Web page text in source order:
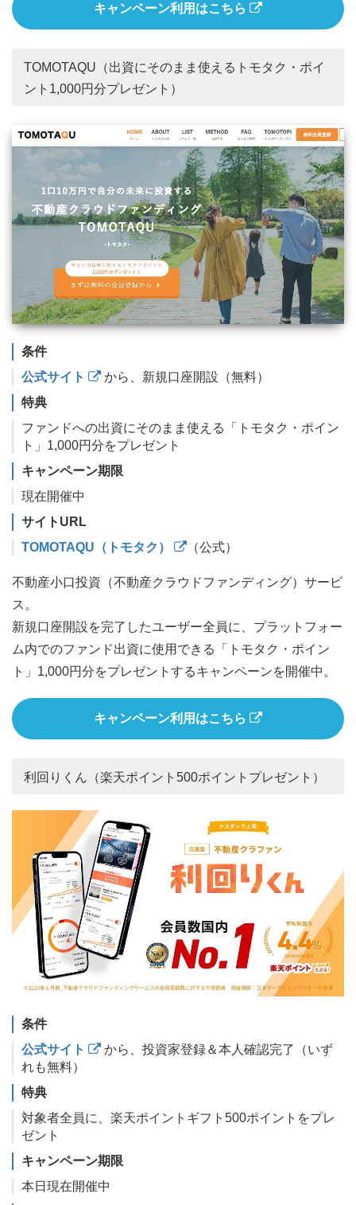
キャンペーン利用はこちら
TOMOTAQU（出資にそのまま使えるトモタク・ポイ
ント1,000円分プレゼント）
条件
公式サイト
から、新規口座開設（無料）
特典
ファンドへの出資にそのまま使える「トモタク・ポイン
ト」1,000円分をプレゼント
キャンペーン期限
現在開催中
サイトURL
TOMOTAQU（トモタク）
（公式）
不動産小口投資（不動産クラウドファンディング）サービ
ス。
新規口座開設を完了したユーザー全員に、プラットフォー
ム内でのファンド出資に使用できる「トモタク・ポイン
ト」1,000円分をプレゼントするキャンペーンを開催中。
キャンペーン利用はこちら
利回りくん（楽天ポイント500ポイントプレゼント）
条件
公式サイト
から、投資家登録＆本人確認完了（いず
れも無料）
特典
対象者全員に、楽天ポイントギフト500ポイントをプレ
ゼント
キャンペーン期限
本日現在開催中